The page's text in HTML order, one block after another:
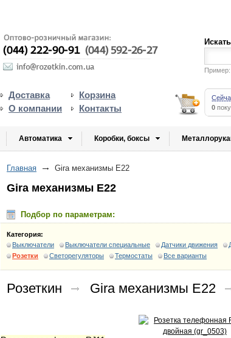
Доставка
Корзина
О компании
Контакты
0
Автоматика Коробки, боксы
Главная Gira механизмы E22
Gira механизмы E22
Подбор по параметрам:
Категория:
Выключатели
Выключатели специальные Датчики движения
Розетки
Светорегуляторы Термостаты Все варианты
Розеткин Gira механизмы E22